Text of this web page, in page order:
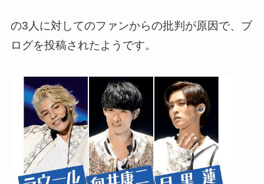
の3人に対してのファンからの批判が原因で、ブ
ログを投稿されたようです。